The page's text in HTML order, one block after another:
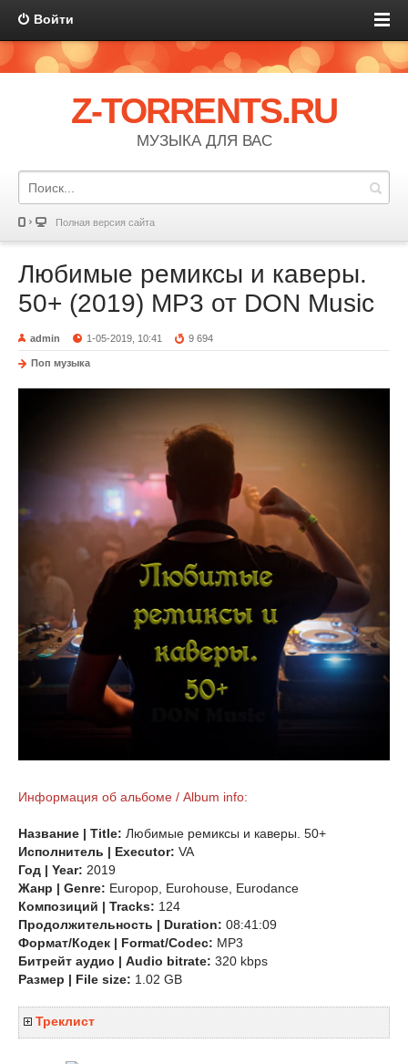
Войти
Z-TORRENTS.RU
МУЗЫКА ДЛЯ ВАС
Полная версия сайта
Любимые ремиксы и каверы.
50+ (2019) MP3 от DON Music
admin 1-05-2019, 10:41 9 694
Поп музыка
Информация об альбоме / Album info:
Название | Title: Любимые ремиксы и каверы. 50+
Исполнитель | Executor: VA
Год | Year: 2019
Жанр | Genre: Europop, Eurohouse, Eurodance
Композиций | Tracks: 124
Продолжительность | Duration: 08:41:09
Формат/Кодек | Format/Codec: MP3
Битрейт аудио | Audio bitrate: 320 kbps
Размер | File size: 1.02 GB
Треклист